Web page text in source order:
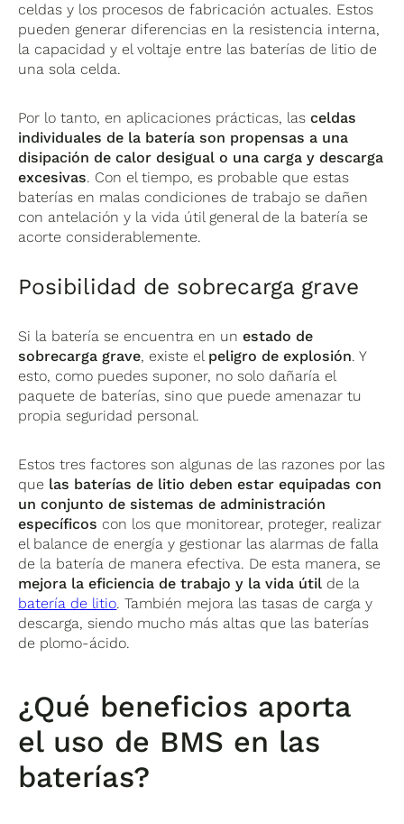
celdas y los procesos de fabricación actuales. Estos
pueden generar diferencias en la resistencia interna,
la capacidad y el voltaje entre las baterías de litio de
una sola celda.
Por lo tanto, en aplicaciones prácticas, lasceldas
individuales de la batería son propensas a una
disipación de calor desigual o una carga y descarga
excesivas. Con el tiempo, es probable que estas
baterías en malas condiciones de trabajo se dañen
con antelación y la vida útil general de la batería se
acorte considerablemente.
Posibilidad de sobrecarga grave
Si la batería se encuentra en unestado de
sobrecarga grave, existe el peligro de explosión. Y
esto, como puedes suponer, no solo dañaría el
paquete de baterías, sino que puede amenazar tu
propia seguridad personal.
Estos tres factores son algunas de las razones por las
que las baterías de litio deben estar equipadas con
un conjunto de sistemas de administración
específicos con los que monitorear, proteger, realizar
el balance de energía y gestionar las alarmas de falla
de la batería de manera efectiva. De esta manera, se
mejora la eficiencia de trabajo y la vida útil de la
batería de litio. También mejora las tasas de carga y
descarga, siendo mucho más altas que las baterías
de plomo-ácido.
¿Qué beneficios aporta
el uso de BMS en las
baterías?